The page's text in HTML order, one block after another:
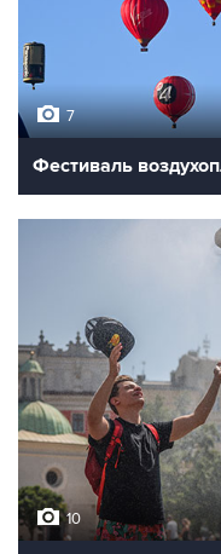
7
Фестиваль
10